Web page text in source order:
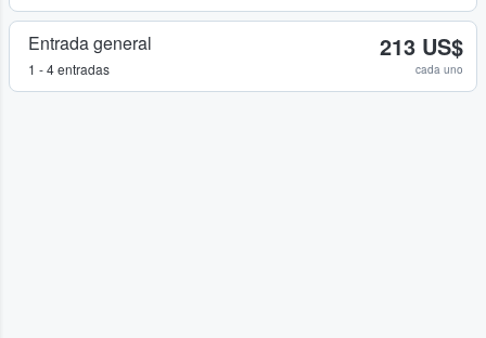
Entrada general
1 - 4 entradas
213 US$
cada uno